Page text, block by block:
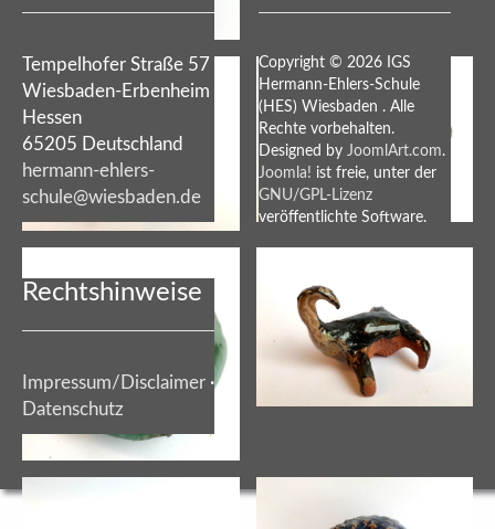
Tempelhofer Straße 57
Wiesbaden-Erbenheim
Hessen
65205 Deutschland
hermann-ehlers-
schule@wiesbaden.de
Copyright © 2026 IGS
Hermann-Ehlers-Schule
(HES) Wiesbaden . Alle
Rechte vorbehalten.
Designed by JoomlArt.com.
Joomla! ist freie, unter der
GNU/GPL-Lizenz
veröffentlichte Software.
Rechtshinweise
Impressum/Disclaimer ·
Datenschutz